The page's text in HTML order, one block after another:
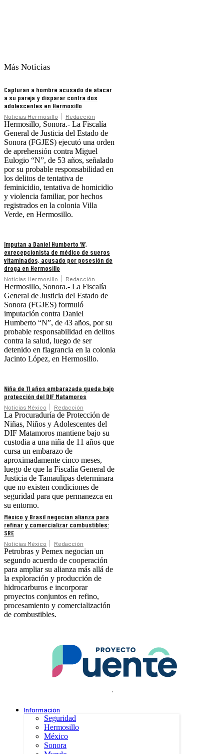
Más Noticias
Capturan a hombre acusado de atacar
a su pareja y disparar contra dos
adolescentes en Hermosillo
Noticias Hermosillo Redacción
Hermosillo, Sonora.- La Fiscalía
General de Justicia del Estado de
Sonora (FGJES) ejecutó una orden
de aprehensión contra Miguel
Eulogio “N”, de 53 años, señalado
por su probable responsabilidad en
los delitos de tentativa de
feminicidio, tentativa de homicidio
y violencia familiar, por hechos
registrados en la colonia Villa
Verde, en Hermosillo.
Imputan a Daniel Humberto ‘N’,
exrecepcionista de médico de sueros
vitaminados, acusado por posesión de
droga en Hermosillo
Noticias Hermosillo Redacción
Hermosillo, Sonora.- La Fiscalía
General de Justicia del Estado de
Sonora (FGJES) formuló
imputación contra Daniel
Humberto “N”, de 43 años, por su
probable responsabilidad en delitos
contra la salud, luego de ser
detenido en flagrancia en la colonia
Jacinto López, en Hermosillo.
Niña de 11 años embarazada queda bajo
protección del DIF Matamoros
Noticias México Redacción
La Procuraduría de Protección de
Niñas, Niños y Adolescentes del
DIF Matamoros mantiene bajo su
custodia a una niña de 11 años que
cursa un embarazo de
aproximadamente cinco meses,
luego de que la Fiscalía General de
Justicia de Tamaulipas determinara
que no existen condiciones de
seguridad para que permanezca en
su entorno.
México y Brasil negocian alianza para
refinar y comercializar combustibles:
SRE
Noticias México Redacción
Petrobras y Pemex negocian un
segundo acuerdo de cooperación
para ampliar su alianza más allá de
la exploración y producción de
hidrocarburos e incorporar
proyectos conjuntos en refino,
procesamiento y comercialización
de combustibles.
.
Información
Seguridad
Hermosillo
México
Sonora